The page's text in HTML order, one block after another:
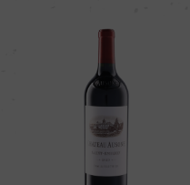
品質分類・原産地呼称
A.O.C.サン・テステフ